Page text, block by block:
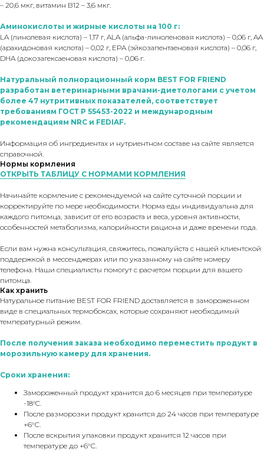
– 20,6 мкг, витамин В12 – 3,6 мкг.
Аминокислоты и жирные кислоты на 100 г:
LA (линолевая кислота) – 1,17 г, ALA (альфа-линоленовая кислота) – 0,06 г, AA
(арахидоновая кислота) – 0,02 г, EPA (эйкозапентаеновая кислота) – 0,06 г,
DHA (докозагексаеновая кислота) – 0,06 г.
Натуральный полнорационный корм BEST FOR FRIEND
разработан ветеринарными врачами-диетологами с учетом
более 47 нутритивных показателей, соответствует
требованиям ГОСТ Р 55453-2022 и международным
рекомендациям NRC и FEDIAF.
Информация об ингредиентах и нутриентном составе на сайте является
справочной.
Нормы кормления
ОТКРЫТЬ ТАБЛИЦУ С НОРМАМИ КОРМЛЕНИЯ
Начинайте кормление с рекомендуемой на сайте суточной порции и
корректируйте по мере необходимости. Норма еды индивидуальна для
каждого питомца, зависит от его возраста и веса, уровня активности,
особенностей метаболизма, калорийности рациона и даже времени года.
Если вам нужна консультация, свяжитесь, пожалуйста с нашей клиентской
поддержкой в мессенджерах или по указанному на сайте номеру
телефона. Наши специалисты помогут с расчетом порции для вашего
питомца.
Как хранить
Натуральное питание BEST FOR FRIEND доставляется в замороженном
виде в специальных термобоксах, которые сохраняют необходимый
температурный режим.
После получения заказа необходимо переместить продукт в
морозильную камеру для хранения.
Сроки хранения:
Замороженный продукт хранится до 6 месяцев при температуре
-18°C.
После разморозки продукт хранится до 24 часов при температуре
+6°С.
После вскрытия упаковки продукт хранится 12 часов при
температуре до +6°С.